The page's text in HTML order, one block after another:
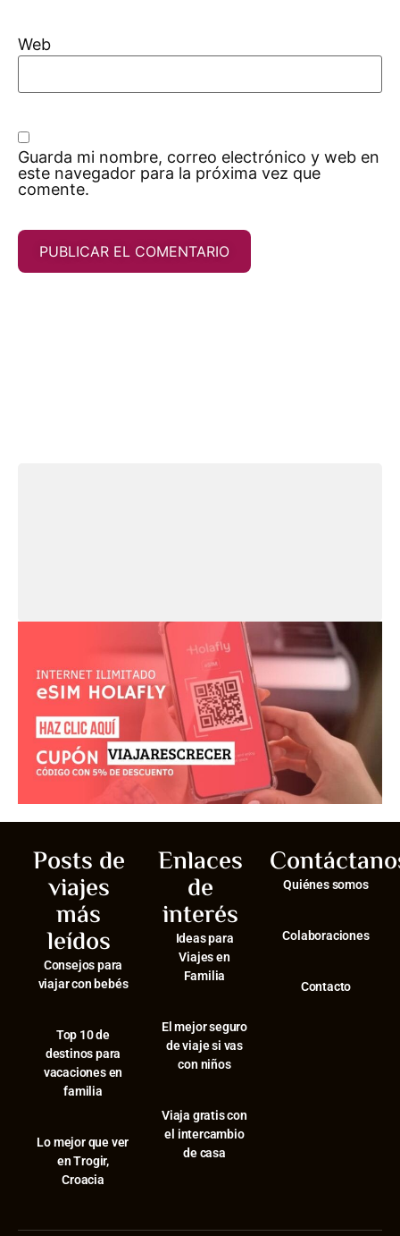
Web
Guarda mi nombre, correo electrónico y web en
este navegador para la próxima vez que
comente.
Posts de
viajes
más
leídos
Consejos para
viajar con bebés
⁠Top 10 de
destinos para
vacaciones en
familia
⁠Lo mejor que ver
en Trogir,
Croacia
Enlaces
de
interés
Ideas para
Viajes en
Familia
El mejor seguro
de viaje si vas
con niños
Viaja gratis con
el intercambio
de casa
Quiénes somos
Colaboraciones
Contacto